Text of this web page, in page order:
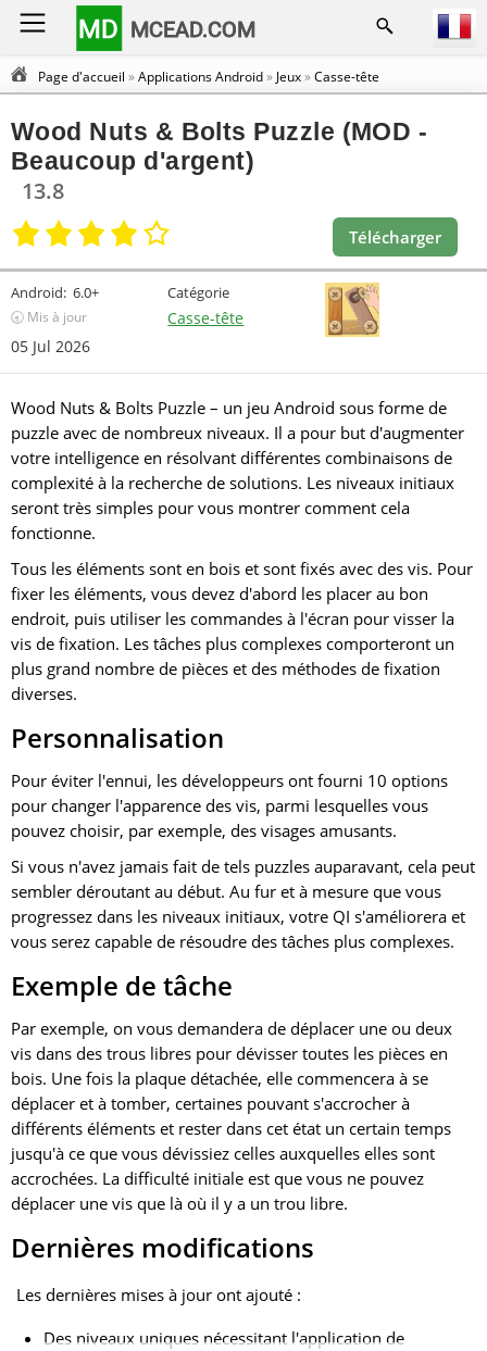
MD MCEAD.COM
Page d'accueil »Applications Android» Jeux»Casse-tête
Wood Nuts & Bolts Puzzle (MOD -
Beaucoup d'argent)
13.8
Télécharger
Android: 6.0+
🕣 Mis à jour
05 Jul 2026
Catégorie
Casse-tête
Wood Nuts & Bolts Puzzle – un jeu Android sous forme de
puzzle avec de nombreux niveaux. Il a pour but d'augmenter
votre intelligence en résolvant différentes combinaisons de
complexité à la recherche de solutions. Les niveaux initiaux
seront très simples pour vous montrer comment cela
fonctionne.
Tous les éléments sont en bois et sont fixés avec des vis. Pour
fixer les éléments, vous devez d'abord les placer au bon
endroit, puis utiliser les commandes à l'écran pour visser la
vis de fixation. Les tâches plus complexes comporteront un
plus grand nombre de pièces et des méthodes de fixation
diverses.
Personnalisation
Pour éviter l'ennui, les développeurs ont fourni 10 options
pour changer l'apparence des vis, parmi lesquelles vous
pouvez choisir, par exemple, des visages amusants.
Si vous n'avez jamais fait de tels puzzles auparavant, cela peut
sembler déroutant au début. Au fur et à mesure que vous
progressez dans les niveaux initiaux, votre QI s'améliorera et
vous serez capable de résoudre des tâches plus complexes.
Exemple de tâche
Par exemple, on vous demandera de déplacer une ou deux
vis dans des trous libres pour dévisser toutes les pièces en
bois. Une fois la plaque détachée, elle commencera à se
déplacer et à tomber, certaines pouvant s'accrocher à
différents éléments et rester dans cet état un certain temps
jusqu'à ce que vous dévissiez celles auxquelles elles sont
accrochées. La difficulté initiale est que vous ne pouvez
déplacer une vis que là où il y a un trou libre.
Dernières modifications
Les dernières mises à jour ont ajouté :
Des niveaux uniques nécessitant l'application de